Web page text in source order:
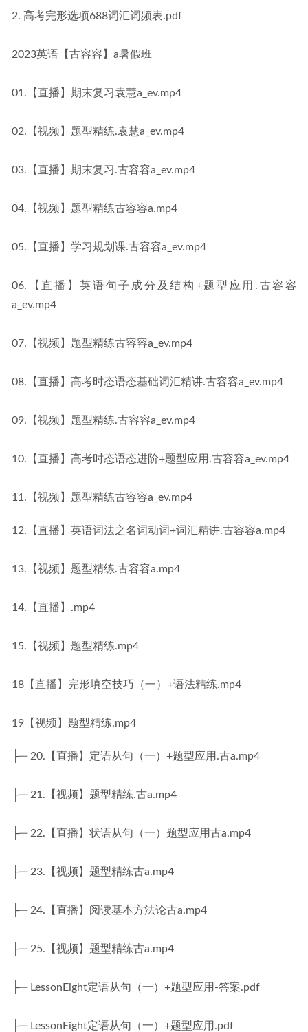
2. 高考完形选项688词汇词频表.pdf
2023英语【古容容】a暑假班
01.【直播】期末复习袁慧a_ev.mp4
02.【视频】题型精练.袁慧a_ev.mp4
03.【直播】期末复习.古容容a_ev.mp4
04.【视频】题型精练古容容a.mp4
05.【直播】学习规划课.古容容a_ev.mp4
06.【直播】英语句子成分及结构+题型应用.古容容
a_ev.mp4
07.【视频】题型精练古容容a_ev.mp4
08.【直播】高考时态语态基础词汇精讲.古容容a_ev.mp4
09.【视频】题型精练.古容容a_ev.mp4
10.【直播】高考时态语态进阶+题型应用.古容容a_ev.mp4
11.【视频】题型精练古容容a_ev.mp4
12.【直播】英语词法之名词动词+词汇精讲.古容容a.mp4
13.【视频】题型精练.古容容a.mp4
14.【直播】.mp4
15.【视频】题型精练.mp4
18【直播】完形填空技巧（一）+语法精练.mp4
19【视频】题型精练.mp4
├─ 20.【直播】定语从句（一）+题型应用.古a.mp4
├─ 21.【视频】题型精练.古a.mp4
├─ 22.【直播】状语从句（一）题型应用古a.mp4
├─ 23.【视频】题型精练古a.mp4
├─ 24.【直播】阅读基本方法论古a.mp4
├─ 25.【视频】题型精练古a.mp4
├─ LessonEight定语从句（一）+题型应用-答案.pdf
├─ LessonEight定语从句（一）+题型应用.pdf